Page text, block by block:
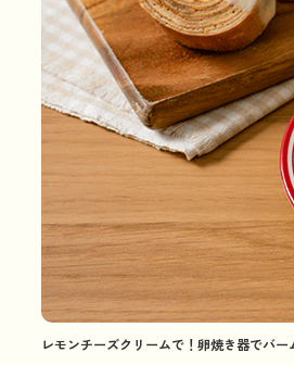
レモンチーズクリームで！卵焼き器でバー